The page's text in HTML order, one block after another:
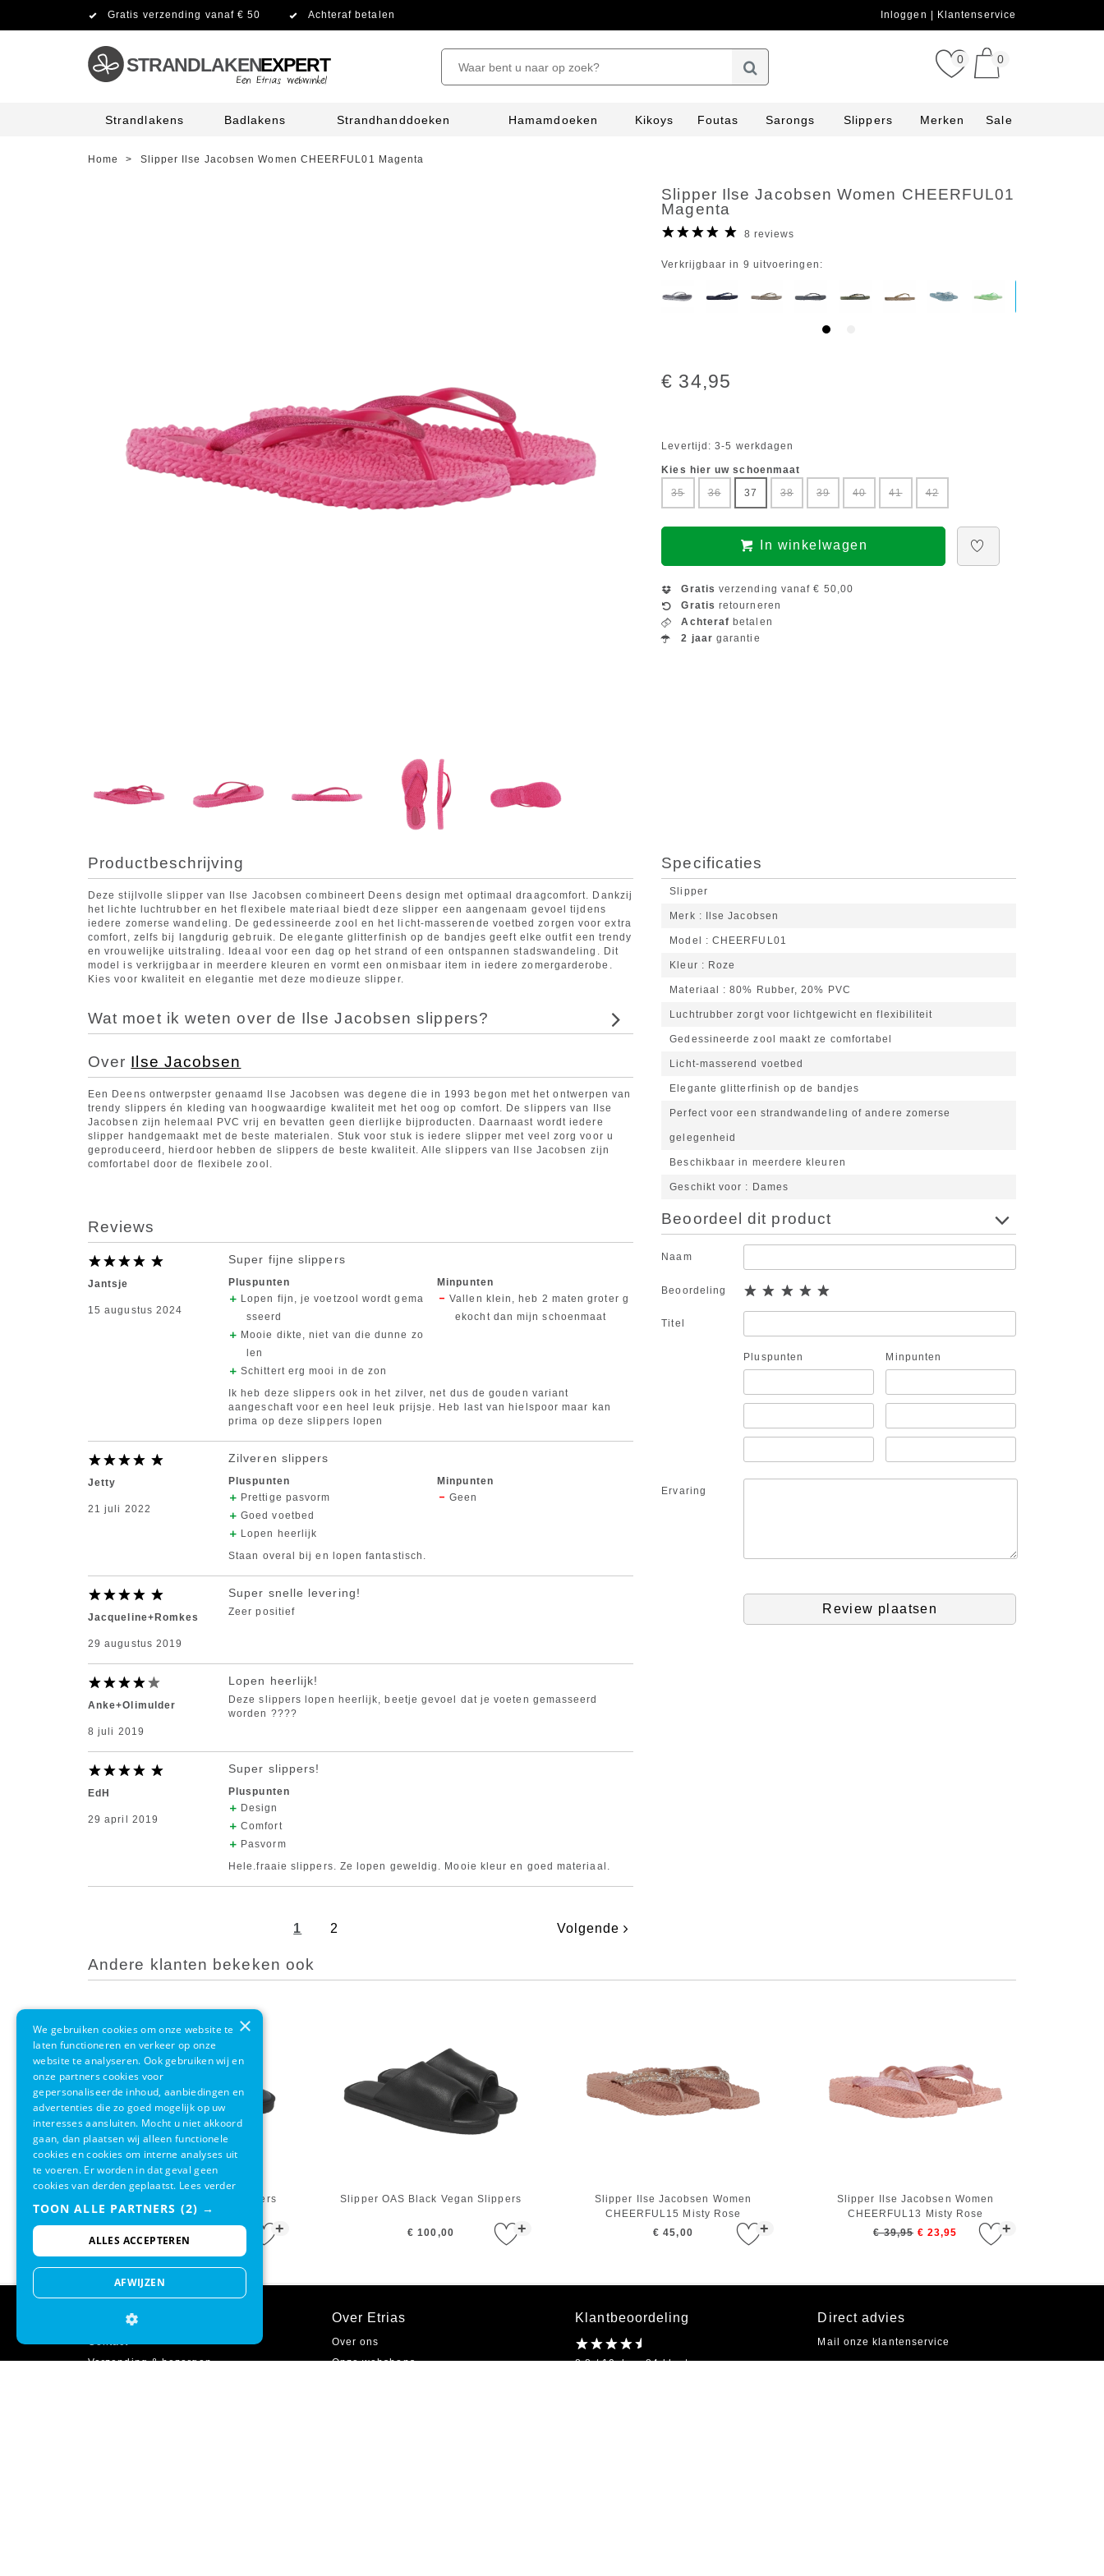
Gratis verzending vanaf € 50 Achteraf betalen Inloggen Klantenservice
STRANDLAKENEXPERT 0 0
Strandlakens Badlakens Strandhanddoeken Hamamdoeken Kikoys Foutas Sarongs Slippers Merken Sale
Home > Slipper Ilse Jacobsen Women CHEERFUL01 Magenta
Slipper Ilse Jacobsen Women CHEERFUL01
Magenta
8 reviews
Verkrijgbaar in 9 uitvoeringen:
€ 34,95
Levertijd: 3-5 werkdagen
Kies hier uw schoenmaat
35
36 37 38 39 40 41 42
In winkelwagen
Gratis verzending vanaf € 50,00
Gratis retourneren
Achteraf betalen
2 jaar garantie
Productbeschrijving
Deze stijlvolle slipper van Ilse Jacobsen combineert Deens design met optimaal draagcomfort. Dankzij
het lichte luchtrubber en het flexibele materiaal biedt deze slipper een aangenaam gevoel tijdens
iedere zomerse wandeling. De gedessineerde zool en het licht-masserende voetbed zorgen voor extra
comfort, zelfs bij langdurig gebruik. De elegante glitterfinish op de bandjes geeft elke outfit een trendy
en vrouwelijke uitstraling. Ideaal voor een dag op het strand of een ontspannen stadswandeling. Dit
model is verkrijgbaar in meerdere kleuren en vormt een onmisbaar item in iedere zomergarderobe.
Kies voor kwaliteit en elegantie met deze modieuze slipper.
Wat moet ik weten over de Ilse Jacobsen slippers?
Over Ilse Jacobsen
Een Deens ontwerpster genaamd Ilse Jacobsen was degene die in 1993 begon met het ontwerpen van
trendy slippers én kleding van hoogwaardige kwaliteit met het oog op comfort. De slippers van Ilse
Jacobsen zijn helemaal PVC vrij en bevatten geen dierlijke bijproducten. Daarnaast wordt iedere
slipper handgemaakt met de beste materialen. Stuk voor stuk is iedere slipper met veel zorg voor u
geproduceerd, hierdoor hebben de slippers de beste kwaliteit. Alle slippers van Ilse Jacobsen zijn
comfortabel door de flexibele zool.
Specificaties
Slipper
Merk Ilse Jacobsen
Model CHEERFUL01
Kleur Roze
Materiaal 80% Rubber, 20% PVC
Luchtrubber zorgt voor lichtgewicht en flexibiliteit
Gedessineerde zool maakt ze comfortabel
Licht-masserend voetbed
Elegante glitterfinish op de bandjes
Perfect voor een strandwandeling of andere zomerse
gelegenheid
Beschikbaar in meerdere kleuren
Geschikt voor Dames
Reviews
Jantsje
15 augustus 2024
Super fijne slippers
Pluspunten
Lopen fijn, je voetzool wordt gema
sseerd
Mooie dikte, niet van die dunne zo
len
Schittert erg mooi in de zon
Minpunten
Vallen klein, heb 2 maten groter g
ekocht dan mijn schoenmaat
Ik heb deze slippers ook in het zilver, net dus de gouden variant
aangeschaft voor een heel leuk prijsje. Heb last van hielspoor maar kan
prima op deze slippers lopen
Jetty
21 juli 2022
Zilveren slippers
Pluspunten
Prettige pasvorm
Goed voetbed
Lopen heerlijk
Minpunten
Geen
Staan overal bij en lopen fantastisch.
Jacqueline+Romkes
29 augustus 2019
Super snelle levering!
Zeer positief
Anke+Olimulder
8 juli 2019
Lopen heerlijk!
Deze slippers lopen heerlijk, beetje gevoel dat je voeten gemasseerd
worden ????
EdH
29 april 2019
Super slippers!
Pluspunten
Design
Comfort
Pasvorm
Hele.fraaie slippers. Ze lopen geweldig. Mooie kleur en goed materiaal.
1 2 Volgende
Beoordeel dit product
Naam
Beoordeling
Titel
Pluspunten Minpunten
Ervaring
Review plaatsen
Andere klanten bekeken ook
+
Slipper OAS Blue Vegan Slippers
+
Slipper OAS Black Vegan Slippers
€ 100,00 +
Slipper Ilse Jacobsen Women
CHEERFUL15 Misty Rose
€ 45,00
+
Slipper Ilse Jacobsen Women
CHEERFUL13 Misty Rose
€ 39,95 € 23,95
Klantenservice
Contact
Verzending & bezorgen
Over Etrias
Over ons
Onze webshops
Klantbeoordeling
8.8 / 10 door 84 klanten
Direct advies
Mail onze klantenservice
×
We gebruiken cookies om onze website te
laten functioneren en verkeer op onze
website te analyseren. Ook gebruiken wij en
onze partners cookies voor
gepersonaliseerde inhoud, aanbiedingen en
advertenties die zo goed mogelijk op uw
interesses aansluiten. Mocht u niet akkoord
gaan, dan plaatsen wij alleen functionele
cookies en cookies om interne analyses uit
te voeren. Er worden in dat geval geen
cookies van derden geplaatst. Lees verder
TOON ALLE PARTNERS (2) →
ALLES ACCEPTEREN
AFWIJZEN